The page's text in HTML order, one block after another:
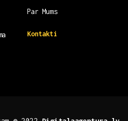
Par Mums
Kontakti